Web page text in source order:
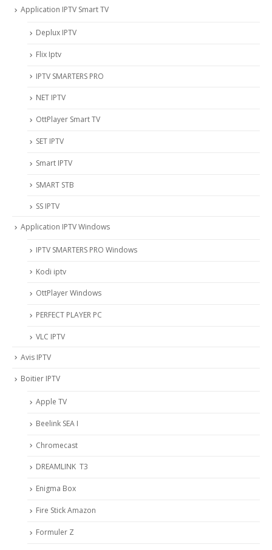
Application IPTV Smart TV
Deplux IPTV
Flix Iptv
IPTV SMARTERS PRO
NET IPTV
OttPlayer Smart TV
SET IPTV
Smart IPTV
SMART STB
SS IPTV
Application IPTV Windows
IPTV SMARTERS PRO Windows
Kodi iptv
OttPlayer Windows
PERFECT PLAYER PC
VLC IPTV
Avis IPTV
Boitier IPTV
Apple TV
Beelink SEA I
Chromecast
DREAMLINK T3
Enigma Box
Fire Stick Amazon
Formuler Z